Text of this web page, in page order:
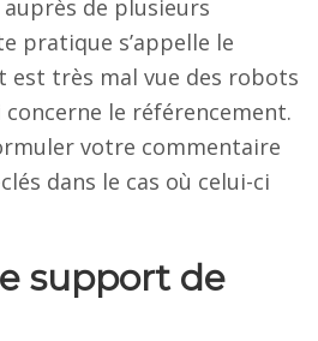
de plusieurs
pratique s’appelle le
est très mal vue des robots
concerne le référencement.
votre commentaire
dans le cas où celui-ci
support de